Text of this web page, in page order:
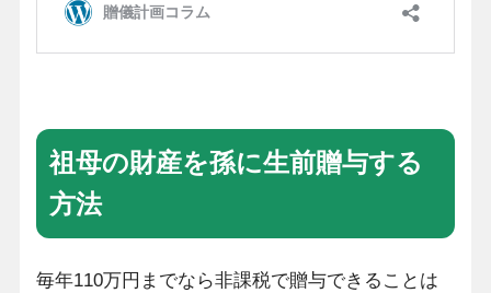
祖母の財産を孫に生前贈与する
方法
毎年110万円までなら非課税で贈与できることは